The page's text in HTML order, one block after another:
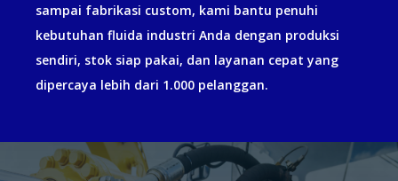
sampai fabrikasi custom, kami bantu penuhi
kebutuhan fluida industri Anda dengan produksi
sendiri, stok siap pakai, dan layanan cepat yang
dipercaya lebih dari 1.000 pelanggan.